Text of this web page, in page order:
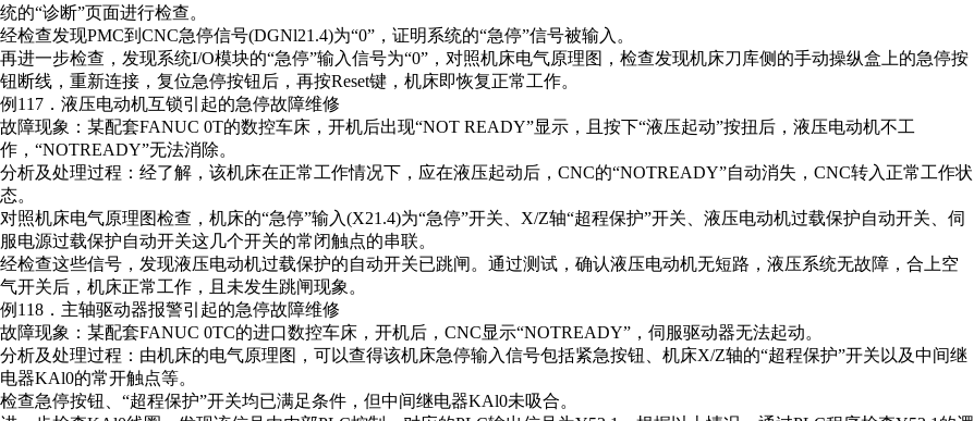
统的“诊断”页面进行检查。
经检查发现PMC到CNC急停信号(DGNl21.4)为“0”，证明系统的“急停”信号被输入。
再进一步检查，发现系统I/O模块的“急停”输入信号为“0”，对照机床电气原理图，检查发现机床刀库侧的手动操纵盒上的急停按
钮断线，重新连接，复位急停按钮后，再按Reset键，机床即恢复正常工作。
例117．液压电动机互锁引起的急停故障维修
故障现象：某配套FANUC 0T的数控车床，开机后出现“NOT READY”显示，且按下“液压起动”按扭后，液压电动机不工
作，“NOTREADY”无法消除。
分析及处理过程：经了解，该机床在正常工作情况下，应在液压起动后，CNC的“NOTREADY”自动消失，CNC转入正常工作状
态。
对照机床电气原理图检查，机床的“急停”输入(X21.4)为“急停”开关、X/Z轴“超程保护”开关、液压电动机过载保护自动开关、伺
服电源过载保护自动开关这几个开关的常闭触点的串联。
经检查这些信号，发现液压电动机过载保护的自动开关已跳闸。通过测试，确认液压电动机无短路，液压系统无故障，合上空
气开关后，机床正常工作，且未发生跳闸现象。
例118．主轴驱动器报警引起的急停故障维修
故障现象：某配套FANUC 0TC的进口数控车床，开机后，CNC显示“NOTREADY”，伺服驱动器无法起动。
分析及处理过程：由机床的电气原理图，可以查得该机床急停输入信号包括紧急按钮、机床X/Z轴的“超程保护”开关以及中间继
电器KAl0的常开触点等。
检查急停按钮、“超程保护”开关均已满足条件，但中间继电器KAl0未吸合。